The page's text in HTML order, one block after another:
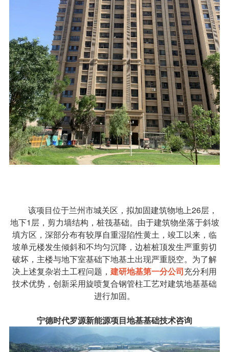
该项目位于兰州市城关区，拟加固建筑物地上26层，
地下1层，剪力墙结构，桩筏基础。由于建筑物坐落于斜坡
填方区，深部分布有较厚自重湿陷性黄土，竣工以来，临
坡单元楼发生倾斜和不均匀沉降，边桩桩顶发生严重剪切
破坏，主楼与地下室基础下地基土出现严重脱空。为了解
决上述复杂岩土工程问题， 建研地基第一分公司充分利用
技术优势，创新采用旋喷复合钢管柱工艺对建筑地基基础
进行加固。
宁德时代罗源新能源项目地基基础技术咨询